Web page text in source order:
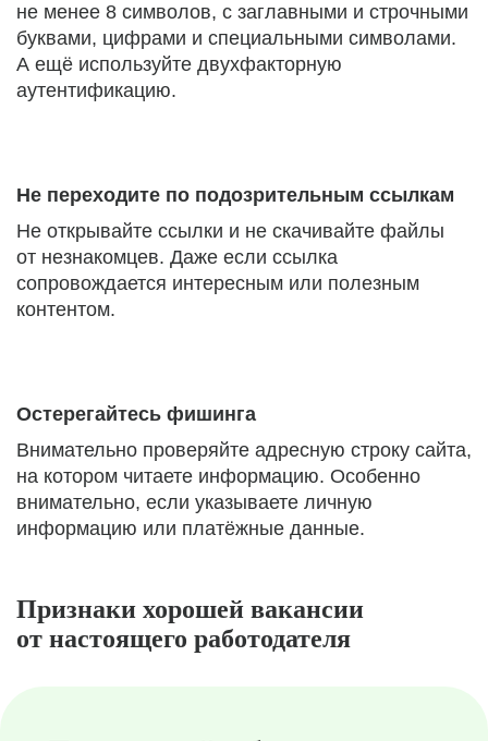
не менее 8 символов, с заглавными и строчными
буквами, цифрами и специальными символами.
А ещё используйте двухфакторную
аутентификацию.
Не переходите по подозрительным ссылкам
Не открывайте ссылки и не скачивайте файлы
от незнакомцев. Даже если ссылка
сопровождается интересным или полезным
контентом.
Остерегайтесь фишинга
Внимательно проверяйте адресную строку сайта,
на котором читаете информацию. Особенно
внимательно, если указываете личную
информацию или платёжные данные.
Признаки хорошей вакансии
от настоящего работодателя